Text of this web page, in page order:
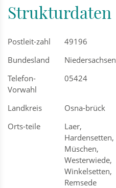
Strukturdaten
Postleit-zahl
49196
Bundesland
Niedersachsen
Telefon-
Vorwahl
05424
Landkreis
Osna-brück
Orts-teile
Laer,
Hardensetten,
Müschen,
Westerwiede,
Winkelsetten,
Remsede